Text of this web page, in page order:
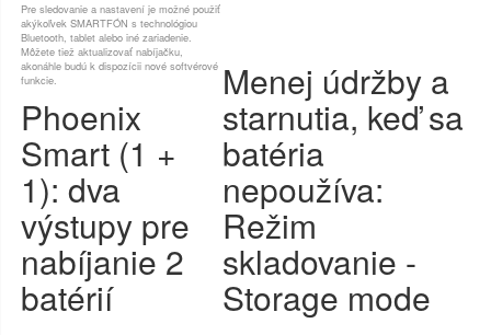
Pre sledovanie a nastavení je možné použiť
akýkoľvek SMARTFÓN s technológiou
Bluetooth, tablet alebo iné zariadenie.
Môžete tiež aktualizovať nabíjačku,
akonáhle budú k dispozícii nové softvérové
funkcie.
Phoenix
Smart (1 +
1): dva
výstupy pre
nabíjanie 2
batérií
Menej údržby a
starnutia, keď sa
batéria
nepoužíva:
Režim
skladovanie -
Storage mode